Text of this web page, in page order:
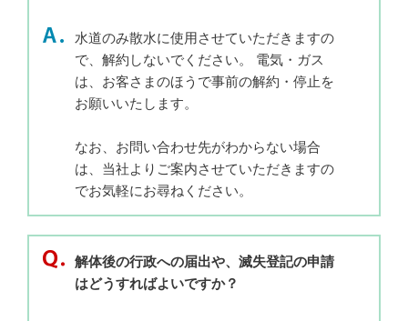
水道のみ散水に使用させていただきますの
で、解約しないでください。 電気・ガス
は、お客さまのほうで事前の解約・停止を
お願いいたします。
なお、お問い合わせ先がわからない場合
は、当社よりご案内させていただきますの
でお気軽にお尋ねください。
解体後の行政への届出や、滅失登記の申請
はどうすればよいですか？